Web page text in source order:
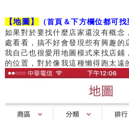
【地圖】
（首頁＆下方欄位都可找
如果對於要找什麼店家還沒有概念
處看看，搞不好會發現些有興趣的
我自己也很愛用地圖模式來找店鋪
的位置，對於像我這種懶得跑太遠